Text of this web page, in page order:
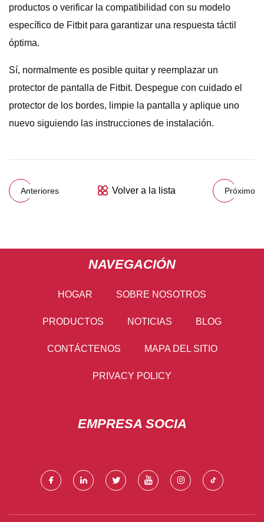
productos o verificar la compatibilidad con su modelo
específico de Fitbit para garantizar una respuesta táctil
óptima.
Sí, normalmente es posible quitar y reemplazar un
protector de pantalla de Fitbit. Despegue con cuidado el
protector de los bordes, limpie la pantalla y aplique uno
nuevo siguiendo las instrucciones de instalación.
Anteriores Volver a la lista Próximo
NAVEGACIÓN
HOGAR SOBRE NOSOTROS
PRODUCTOS NOTICIAS BLOG
CONTÁCTENOS MAPA DEL SITIO
PRIVACY POLICY
EMPRESA SOCIA